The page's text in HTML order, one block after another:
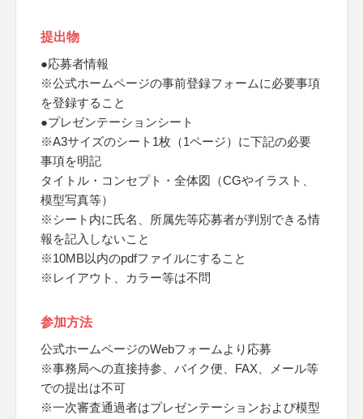
提出物
●応募者情報
※公式ホームページの事前登録フォームに必要事項
を登録すること
●プレゼンテーションシート
※A3サイズのシート1枚（1ページ）に下記の必要
事項を明記
タイトル・コンセプト・全体図（CGやイラスト、
模型写真等）
※シート内に氏名、所属先等応募者が判別できる情
報を記入しないこと
※10MB以内のpdfファイルにすること
※レイアウト、カラー等は不問
参加方法
公式ホームページのWebフォームより応募
※事務局への直接持参、バイク便、FAX、メール等
での提出は不可
※一次審査通過者はプレゼンテーションおよび模型